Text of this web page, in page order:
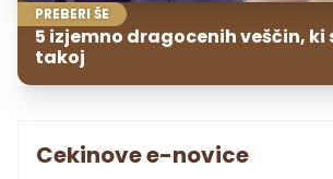
PREBERI ŠE
5 izjemno dragocenih veščin, ki
takoj
Cekinove e-novice